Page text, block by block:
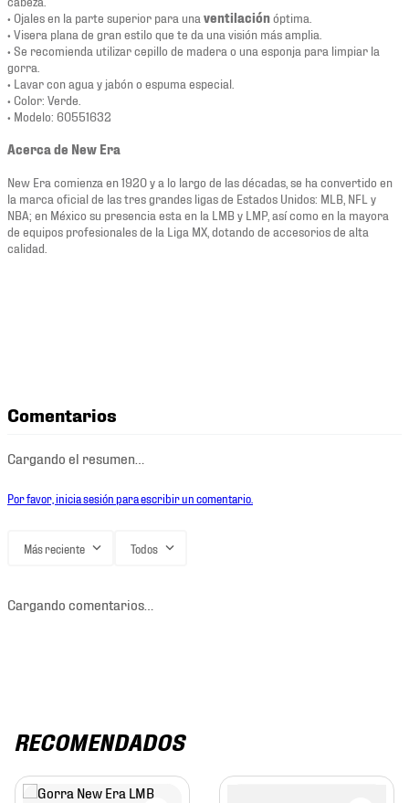
• Ojales en la parte superior para una ventilaciónóptima.
• Visera plana de gran estilo que te da una visión más amplia.
• Se recomienda utilizar cepillo de madera o una esponja para limpiar la
gorra.
• Lavar con agua y jabón o espuma especial.
• Color: Verde.
• Modelo: 60551632
Acerca de New Era
New Era comienza en 1920 y a lo largo de las décadas, se ha convertido en
la marca oficial de las tres grandes ligas de Estados Unidos: MLB, NFL y
NBA; en México su presencia esta en la LMB y LMP, así como en la mayora
de equipos profesionales de la Liga MX, dotando de accesorios de alta
calidad.
Comentarios
Cargando el resumen…
Por favor, inicia sesión para escribir un comentario.
Más reciente Todos
Cargando comentarios…
RECOMENDADOS